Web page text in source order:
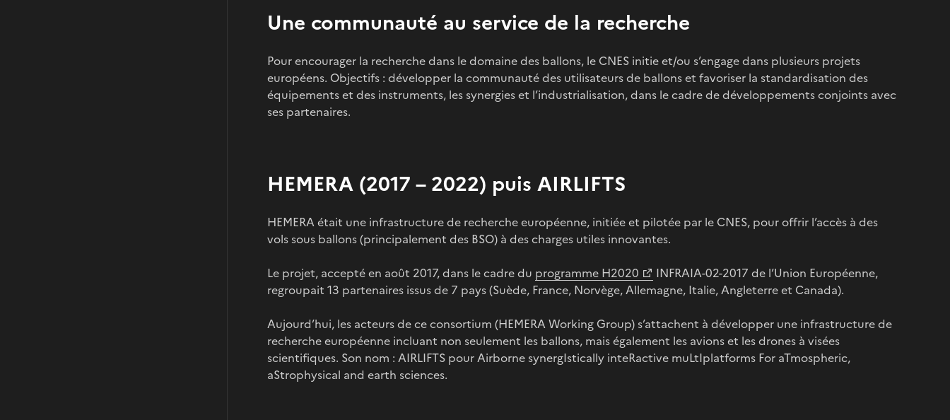
Une communauté au service de la recherche
Pour encourager la recherche dans le domaine des ballons, le CNES initie et/ou s’engage dans plusieurs projets
européens. Objectifs : développer la communauté des utilisateurs de ballons et favoriser la standardisation des
équipements et des instruments, les synergies et l’industrialisation, dans le cadre de développements conjoints avec
ses partenaires.
HEMERA (2017 – 2022) puis AIRLIFTS
HEMERA était une infrastructure de recherche européenne, initiée et pilotée par le CNES, pour offrir l’accès à des
vols sous ballons (principalement des BSO) à des charges utiles innovantes.
Le projet, accepté en août 2017, dans le cadre du programme H2020
INFRAIA-02-2017 de l’Union Européenne,
regroupait 13 partenaires issus de 7 pays (Suède, France, Norvège, Allemagne, Italie, Angleterre et Canada).
Aujourd’hui, les acteurs de ce consortium (HEMERA Working Group) s’attachent à développer une infrastructure de
recherche européenne incluant non seulement les ballons, mais également les avions et les drones à visées
scientifiques. Son nom : AIRLIFTS pour Airborne synergIstically inteRactive muLtIplatforms For aTmospheric,
aStrophysical and earth sciences.